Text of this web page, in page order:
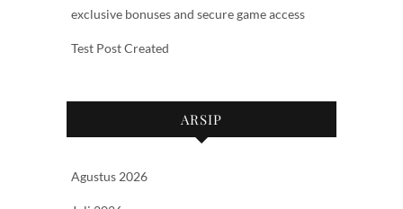
exclusive bonuses and secure game access
Test Post Created
ARSIP
Agustus 2026